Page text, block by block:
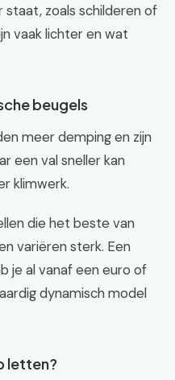
zoals schilderen of
vaak lichter en wat
beugels
meer demping en zijn
een val sneller kan
klimwerk.
die het beste van
variëren sterk. Een
je al vanaf een euro of
dynamisch model
letten?